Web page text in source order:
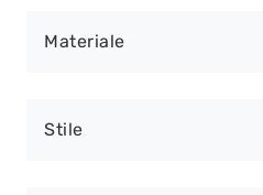
Materiale
Stile